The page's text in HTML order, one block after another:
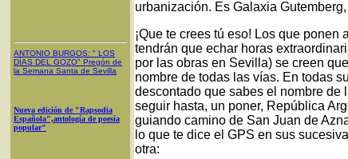
ANTONIO BURGOS: " LOS
DÍAS DEL GOZO" Pregón de
la Semana Santa de Sevilla
Nueva edición de "Rapsodia
Española",antología de poesía
popular"
urbanización. Es Galaxia
¡Que te crees tú eso! Los que
tendrán que echar horas
por las obras en Sevilla) se creen
nombre de todas las vías. En todas
descontado que sabes el nombre de
seguir hasta, un poner, República
guiando camino de San Juan de
lo que te dice el GPS en sus
otra: